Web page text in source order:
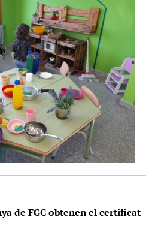
de FGC obtenen el certificat